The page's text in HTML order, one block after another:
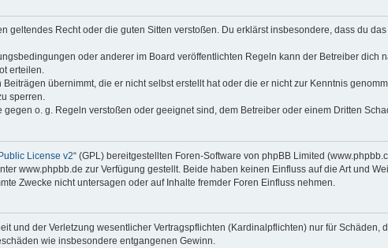
geltendes Recht oder die guten Sitten verstoßen. Du erklärst insbesondere, dass du
oder anderer im Board veröffentlichten Regeln kann der Betreiber dich
erteilen.
übernimmt, die er nicht selbst erstellt hat oder die er nicht zur Kenntnis
sperren.
o. g. Regeln verstoßen oder geeignet sind, dem Betreiber oder einem Dritten
License v2“ (GPL) bereitgestellten Foren-Software von phpBB Limited
www.phpbb.de zur Verfügung gestellt. Beide haben keinen Einfluss auf die Art und
Zwecke nicht untersagen oder auf Inhalte fremder Foren Einfluss nehmen.
und der Verletzung wesentlicher Vertragspflichten (Kardinalpflichten) nur für Schäden,
wie insbesondere entgangenen Gewinn.